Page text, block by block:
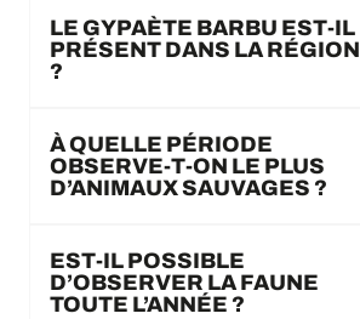
LE GYPAÈTE BARBU EST-IL
PRÉSENT DANS LA RÉGION
?
À QUELLE PÉRIODE
OBSERVE-T-ON LE PLUS
D’ANIMAUX SAUVAGES ?
EST-IL POSSIBLE
D’OBSERVER LA FAUNE
TOUTE L’ANNÉE ?